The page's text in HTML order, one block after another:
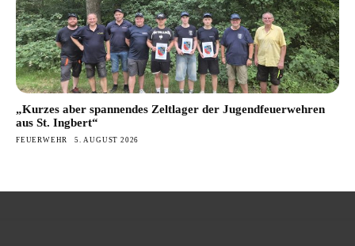
„Kurzes aber spannendes Zeltlager der Jugendfeuerwehren
aus St. Ingbert“
FEUERWEHR 5. AUGUST 2026